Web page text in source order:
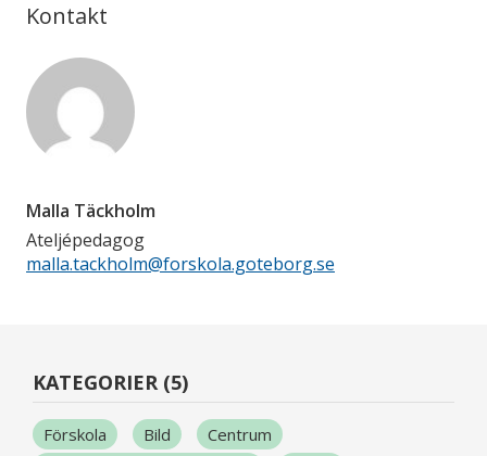
Kontakt
Malla Täckholm
Ateljépedagog
malla.tackholm@forskola.goteborg.se
KATEGORIER (5)
Förskola Bild
Centrum